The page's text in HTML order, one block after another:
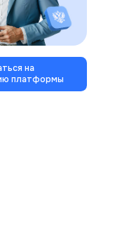
на
платформы